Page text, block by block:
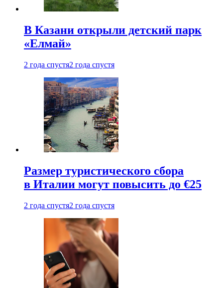
В Казани открыли детский парк
«Елмай»
2 года спустя2 года спустя
Размер туристического сбора
в Италии могут повысить до €25
2 года спустя2 года спустя